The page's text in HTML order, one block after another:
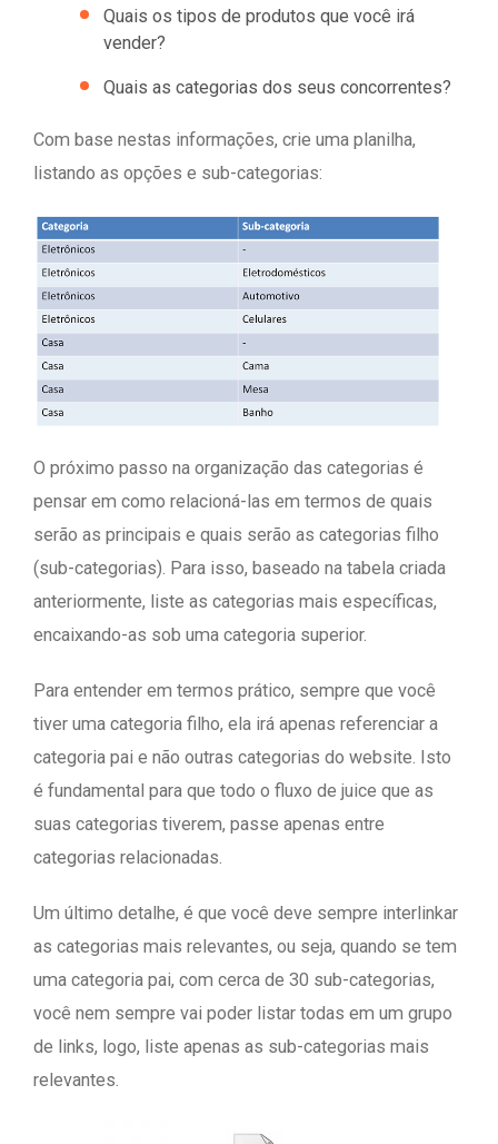
Quais os tipos de produtos que você irá
vender?
Quais as categorias dos seus concorrentes?
Com base nestas informações, crie uma planilha,
listando as opções e sub-categorias:
O próximo passo na organização das categorias é
pensar em como relacioná-las em termos de quais
serão as principais e quais serão as categorias filho
(sub-categorias). Para isso, baseado na tabela criada
anteriormente, liste as categorias mais específicas,
encaixando-as sob uma categoria superior.
Para entender em termos prático, sempre que você
tiver uma categoria filho, ela irá apenas referenciar a
categoria pai e não outras categorias do website. Isto
é fundamental para que todo o fluxo de juice que as
suas categorias tiverem, passe apenas entre
categorias relacionadas.
Um último detalhe, é que você deve sempre interlinkar
as categorias mais relevantes, ou seja, quando se tem
uma categoria pai, com cerca de 30 sub-categorias,
você nem sempre vai poder listar todas em um grupo
de links, logo, liste apenas as sub-categorias mais
relevantes.